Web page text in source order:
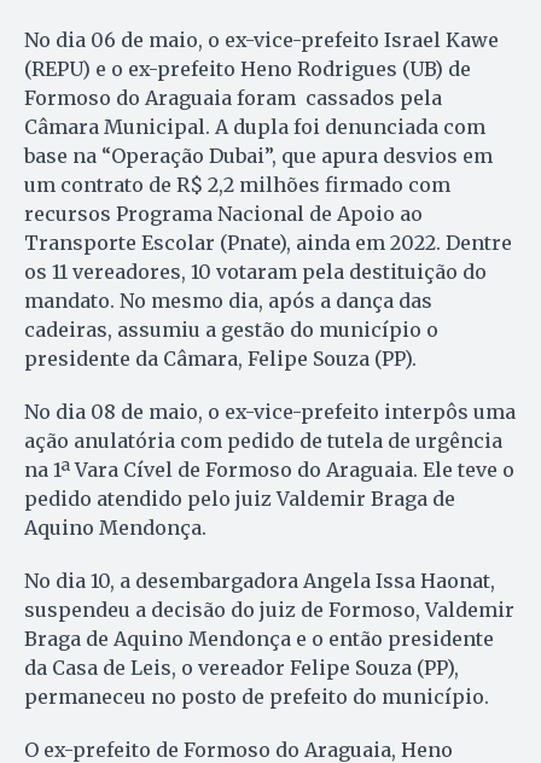
No dia 06 de maio, o ex-vice-prefeito Israel Kawe
(REPU) e o ex-prefeito Heno Rodrigues (UB) de
Formoso do Araguaia foram cassados pela
Câmara Municipal. A dupla foi denunciada com
base na “Operação Dubai”, que apura desvios em
um contrato de R$ 2,2 milhões firmado com
recursos Programa Nacional de Apoio ao
Transporte Escolar (Pnate), ainda em 2022. Dentre
os 11 vereadores, 10 votaram pela destituição do
mandato. No mesmo dia, após a dança das
cadeiras, assumiu a gestão do município o
presidente da Câmara, Felipe Souza (PP).
No dia 08 de maio, o ex-vice-prefeito interpôs uma
ação anulatória com pedido de tutela de urgência
na 1ª Vara Cível de Formoso do Araguaia. Ele teve o
pedido atendido pelo juiz Valdemir Braga de
Aquino Mendonça.
No dia 10, a desembargadora Angela Issa Haonat,
suspendeu a decisão do juiz de Formoso, Valdemir
Braga de Aquino Mendonça e o então presidente
da Casa de Leis, o vereador Felipe Souza (PP),
permaneceu no posto de prefeito do município.
O ex-prefeito de Formoso do Araguaia, Heno